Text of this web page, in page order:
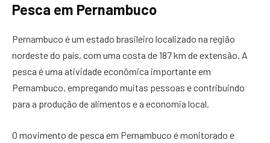
Pesca em Pernambuco
Pernambuco é um estado brasileiro localizado na região
nordeste do país, com uma costa de 187 km de extensão. A
pesca é uma atividade econômica importante em
Pernambuco, empregando muitas pessoas e contribuindo
para a produção de alimentos e a economia local.
O movimento de pesca em Pernambuco é monitorado e